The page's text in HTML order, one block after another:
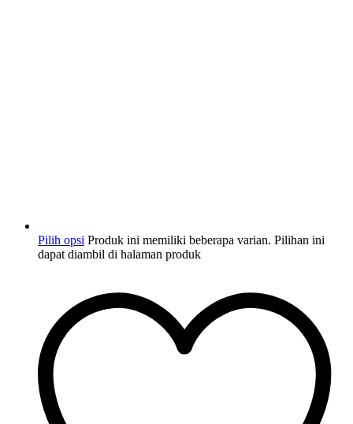
Pilih opsi Produk ini memiliki beberapa varian. Pilihan ini
dapat diambil di halaman produk